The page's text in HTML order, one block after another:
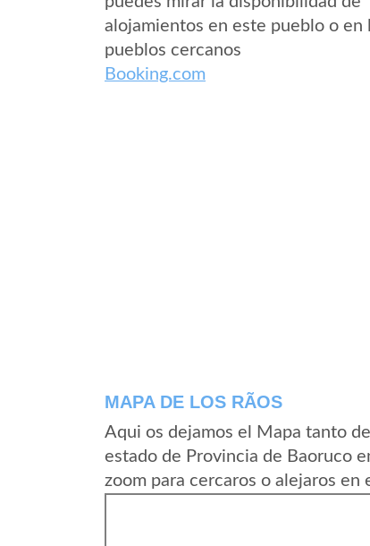
alojamientos en este pueblo o en
pueblos cercanos
Booking.com
MAPA DE LOS RÃ­OS
Aqui os dejamos el Mapa tanto
estado de Provincia de Baoruco
zoom para cercaros o alejaros en